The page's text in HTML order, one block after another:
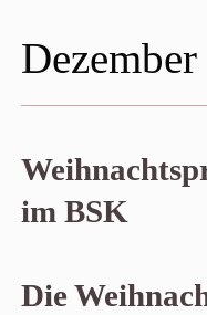
im BSK
Die